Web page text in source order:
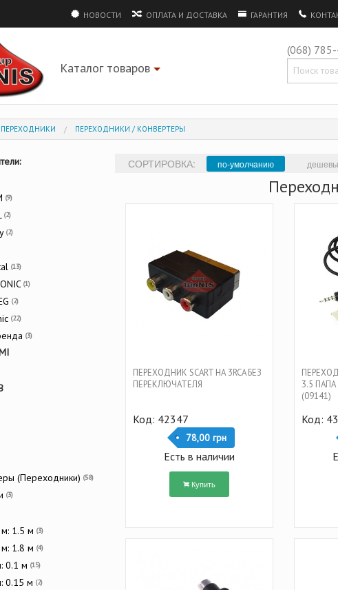
НОВОСТИ ОПЛАТА И ДОСТАВКА ГАРАНТИЯ
Каталог товаров
(068)
ПЕРЕХОДНИКИ ПЕРЕХОДНИКИ / КОНВЕРТЕРЫ
(9)
(2)
(2)
(13)
(1)
(2)
(22)
(3)
(Переходники) (58)
(3)
1.5 м (3)
1.8 м (4)
0.1 м (15)
0.15 м (2)
СОРТИРОВКА: по-умолчанию
ПЕРЕХОДНИК SCART НА 3RCA БЕЗ
ПЕРЕКЛЮЧАТЕЛЯ
Код: 42347
78,00 грн
Есть в наличии
Купить
3.5
(09141)
Код: